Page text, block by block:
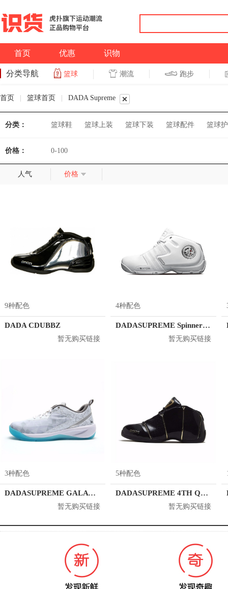
首页 优惠 识物
分类导航 篮球 潮流 跑步
首页 篮球首页 DADA Supreme
分类： 篮球鞋 篮球上装 篮球下装 篮球配件 篮球
价格： 0-100
人气 价格
9种配色
DADA CDUBBZ
暂无购买链接
4种配色
DADASUPREME Spinner 风火轮
暂无购买链接
3种配色
DADASUPREME GALATICA
暂无购买链接
5种配色
DADASUPREME 4TH QUARTER
暂无购买链接